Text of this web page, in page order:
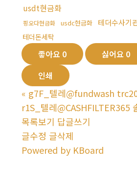
usdt현금화
핑오다현금화 usdc현금화 테더수사기
테더돈세탁
좋아요 0 싫어요 0
인쇄
« g7F_텔레@fundwash
r1S_텔레@CASHFILTER365
목록보기 답글쓰기
글수정 글삭제
Powered by KBoard